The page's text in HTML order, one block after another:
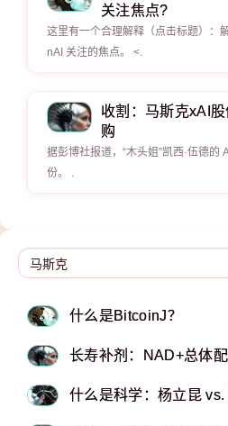
关注焦点?
这里有一个合理解释（点击标题）：
nAI 关注的焦点。 <.
收割：马斯克xAI
购
据彭博社报道，“木头姐”凯西·伍德的
份。 .
什么是BitcoinJ？
长寿补剂：NAD+总体
什么是科学：杨立昆 vs.